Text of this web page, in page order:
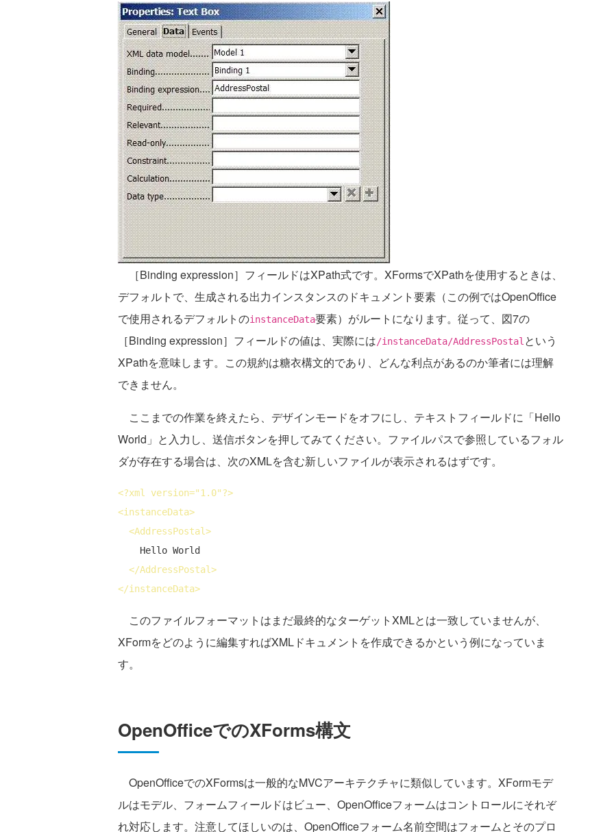
［Binding expression］フィールドはXPath式です。XFormsでXPathを使用するときは、
デフォルトで、生成される出力インスタンスのドキュメント要素（この例ではOpenOffice
で使用されるデフォルトのinstanceData要素）がルートになります。従って、図7の
［Binding expression］フィールドの値は、実際には/instanceData/AddressPostalという
XPathを意味します。この規約は糖衣構文的であり、どんな利点があるのか筆者には理解
できません。
ここまでの作業を終えたら、デザインモードをオフにし、テキストフィールドに「Hello
World」と入力し、送信ボタンを押してみてください。ファイルパスで参照しているフォル
ダが存在する場合は、次のXMLを含む新しいファイルが表示されるはずです。
<?xml version="1.0"?>
<instanceData>
<AddressPostal>
</AddressPostal>
</instanceData>
このファイルフォーマットはまだ最終的なターゲットXMLとは一致していませんが、
XFormをどのように編集すればXMLドキュメントを作成できるかという例になっていま
す。
OpenOfficeでのXForms構文
OpenOfficeでのXFormsは一般的なMVCアーキテクチャに類似しています。XFormモデ
ルはモデル、フォームフィールドはビュー、OpenOfficeフォームはコントロールにそれぞ
れ対応します。注意してほしいのは、OpenOfficeフォーム名前空間はフォームとそのプロ